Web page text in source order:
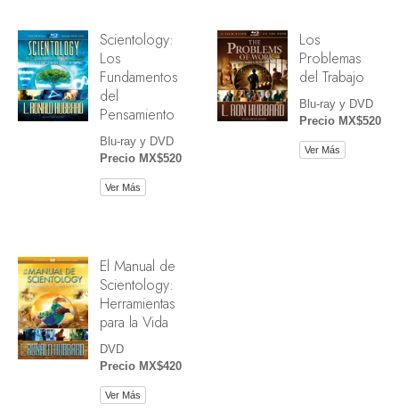
Scientology:
Los
Fundamentos
del
Pensamiento
Blu-ray y DVD
Precio MX$520
Ver Más
Los
Problemas
del Trabajo
Blu-ray y DVD
Precio MX$520
Ver Más
El Manual de
Scientology:
Herramientas
para la Vida
DVD
Precio MX$420
Ver Más